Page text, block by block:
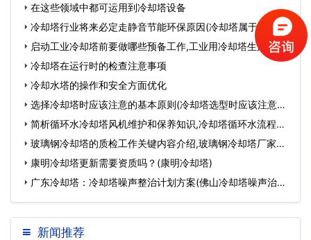
在这些领域中都可运用到冷却塔设备
冷却塔行业将来必定走静音节能环保原因(冷却塔属于什么行
业)…启动工业冷却塔前要做哪些预备工作,工业用冷却塔生产厂
家…冷却塔在运行时的检查注意事项
冷却水塔的操作和安全方面优化
选择冷却塔时应该注意的基本原则(冷却塔选型时应该注意的
要点)(冷却塔…
简析循环水冷却塔风机维护和保养知识,冷却塔循环水流程
图…玻璃钢冷却塔的质检工作关键内容介绍,玻璃钢冷却塔厂家…
康明冷却塔更新需要资质吗？(康明冷却塔)
广东冷却塔：冷却塔噪声整治计划方案(佛山冷却塔噪声治理
方案)…
新闻推荐